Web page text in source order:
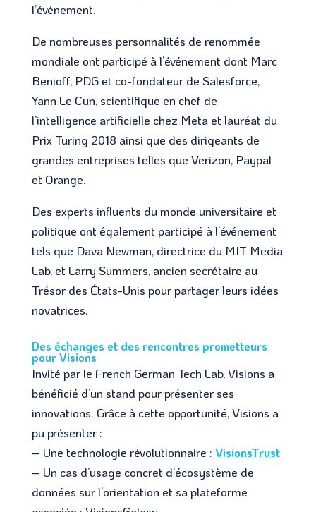
l’événement.
De nombreuses personnalités de renommée
mondiale ont participé à l’événement dont Marc
Benioff, PDG et co-fondateur de Salesforce,
Yann Le Cun, scientifique en chef de
l’intelligence artificielle chez Meta et lauréat du
Prix Turing 2018 ainsi que des dirigeants de
grandes entreprises telles que Verizon, Paypal
et Orange.
Des experts influents du monde universitaire et
politique ont également participé à l’événement
tels que Dava Newman, directrice du MIT Media
Lab, et Larry Summers, ancien secrétaire au
Trésor des États-Unis pour partager leurs idées
novatrices.
Des échanges et des rencontres prometteurs
pour Visions
Invité par le French German Tech Lab, Visions a
bénéficié d’un stand pour présenter ses
innovations. Grâce à cette opportunité, Visions a
pu présenter :
– Une technologie révolutionnaire : VisionsTrust
– Un cas d’usage concret d’écosystème de
données sur l’orientation et sa plateforme